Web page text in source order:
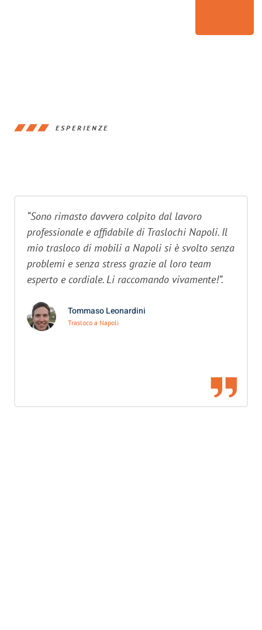
ESPERIENZE
“Sono rimasto davvero colpito dal lavoro
professionale e affidabile di Traslochi Napoli. Il
mio trasloco di mobili a Napoli si è svolto senza
problemi e senza stress grazie al loro team
esperto e cordiale. Li raccomando vivamente!”.
Tommaso Leonardini
Trasloco a Napoli